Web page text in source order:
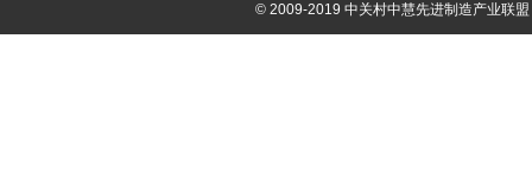
© 2009-2019 中关村中慧先进制造产业联